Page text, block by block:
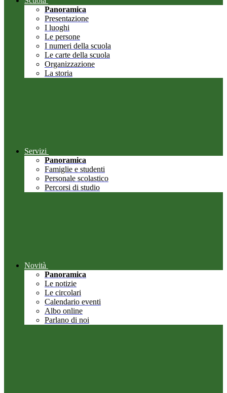
Panoramica
Presentazione
I luoghi
Le persone
I numeri della scuola
Le carte della scuola
Organizzazione
La storia
Servizi
Panoramica
Famiglie e studenti
Personale scolastico
Percorsi di studio
Novità
Panoramica
Le notizie
Le circolari
Calendario eventi
Albo online
Parlano di noi